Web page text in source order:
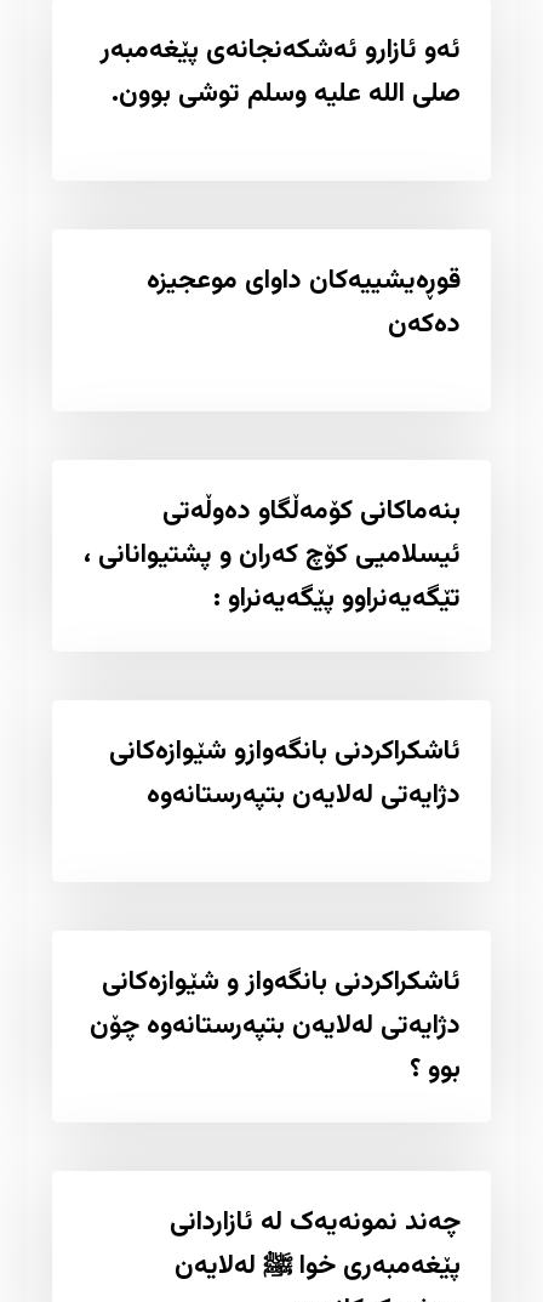
ئەو ئازارو ئەشکەنجانەی پێغەمبەر
صلی اللە علیە وسلم توشی بوون.
قوڕەیشییەکان داوای موعجیزە
دەکەن
بنەماکانى کۆمەڵگاو دەوڵەتى
ئیسلامیی کۆچ کەران و پشتیوانانى ،
تێگەیەنراوو پێگەیەنراو :
ئاشکراکردنی بانگەوازو شێوازەکانی
دژایەتی لەلایەن بتپەرستانەوە
ئاشکراکردنی بانگەواز و شێوازەکانی
دژایەتی لەلایەن بتپەرستانەوە چۆن
بوو ؟
چەند نمونەیەک لە ئازاردانی
پێغەمبەری خوا ﷺ لەلایەن